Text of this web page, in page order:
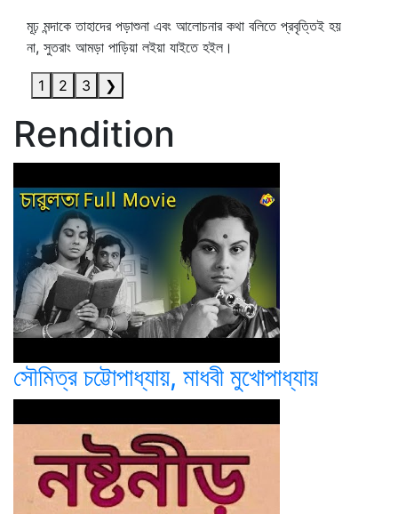
মূঢ় মন্দাকে তাহাদের পড়াশুনা এবং আলোচনার কথা বলিতে প্রবৃত্তিই হয়
না, সুতরাং আমড়া পাড়িয়া লইয়া যাইতে হইল।
1 2 3 ❯
Rendition
সৌমিত্র চট্টোপাধ্যায়, মাধবী মুখোপাধ্যায়